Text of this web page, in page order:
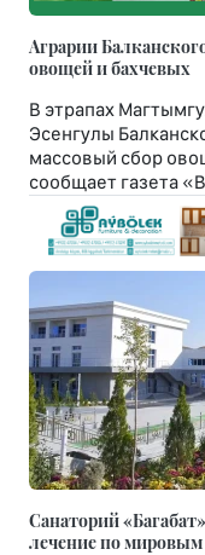
Аграрии
овощей и бахчевых
В этрапах
Эсенгулы
массовый сбор
сообщает газета
Санаторий
лечение по мировым